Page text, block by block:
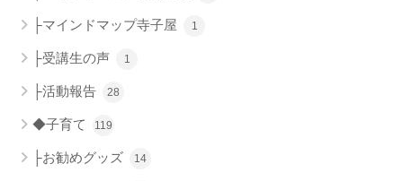
├マインドマップ寺子屋 1
├受講生の声 1
├活動報告 28
◆子育て 119
├お勧めグッズ 14